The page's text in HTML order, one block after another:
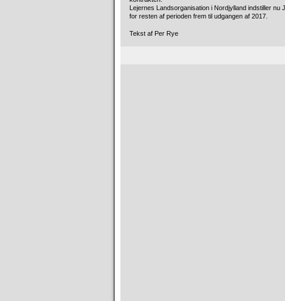
Lejernes Landsorganisation i Nordjylland indstiller
for resten af perioden frem til udgangen af 2017.
Tekst af Per Rye